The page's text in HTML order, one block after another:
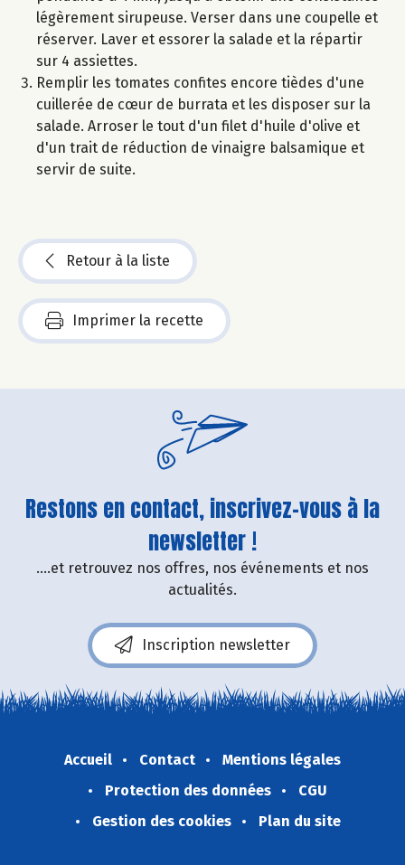
légèrement sirupeuse. Verser dans une coupelle et
réserver. Laver et essorer la salade et la répartir
sur 4 assiettes.
Remplir les tomates confites encore tièdes d'une
cuillerée de cœur de burrata et les disposer sur la
salade. Arroser le tout d'un filet d'huile d'olive et
d'un trait de réduction de vinaigre balsamique et
servir de suite.
Retour à la liste
Imprimer la recette
Restons en contact, inscrivez-vous à la
newsletter !
....et retrouvez nos offres, nos événements et nos
actualités.
Inscription newsletter
Accueil Contact
Mentions légales
Protection des données
CGU
Gestion des cookies
Plan du site